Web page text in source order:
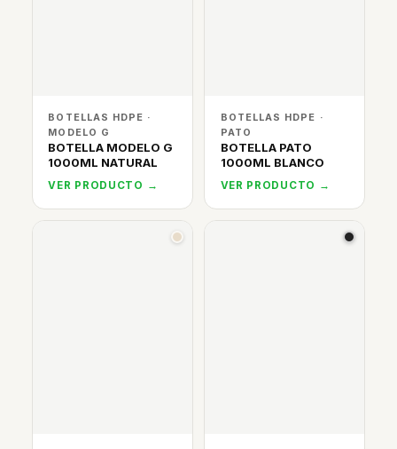
BOTELLAS HDPE ·
MODELO G
BOTELLA MODELO G
1000ML NATURAL
VER PRODUCTO →
BOTELLAS HDPE ·
PATO
BOTELLA PATO
1000ML BLANCO
VER PRODUCTO →